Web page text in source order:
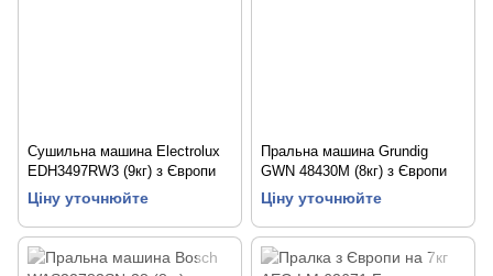
Сушильна машина Electrolux
EDH3497RW3 (9кг) з Європи
Ціну уточнюйте
Пральна машина Grundig
GWN 48430M (8кг) з Європи
Ціну уточнюйте